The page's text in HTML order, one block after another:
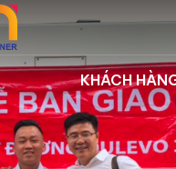
KHÁCH
Dự án tiêu
Khách